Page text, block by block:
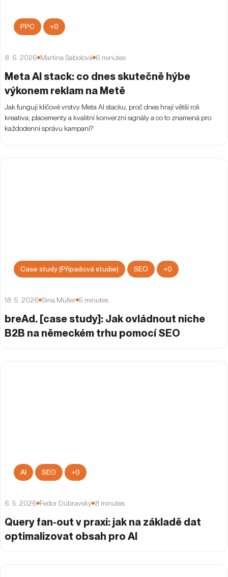
8. 6. 2026 Martina Sabolová 6 minutes
Meta AI stack: co dnes skutečně hýbe
výkonem reklam na Metě
Jak fungují klíčové vrstvy Meta AI stacku, proč dnes hrají větší roli
kreativa, placementy a kvalitní konverzní signály a co to znamená pro
každodenní správu kampaní?
PPC +0
18. 5. 2026 Sina Müller 5 minutes
breAd. [case study]: Jak ovládnout niche
B2B na německém trhu pomocí SEO
Case study (Případová studie) SEO +0
6. 5. 2026 Fedor Dúbravský 8 minutes
Query fan-out v praxi: jak na základě dat
optimalizovat obsah pro AI
AI SEO +0